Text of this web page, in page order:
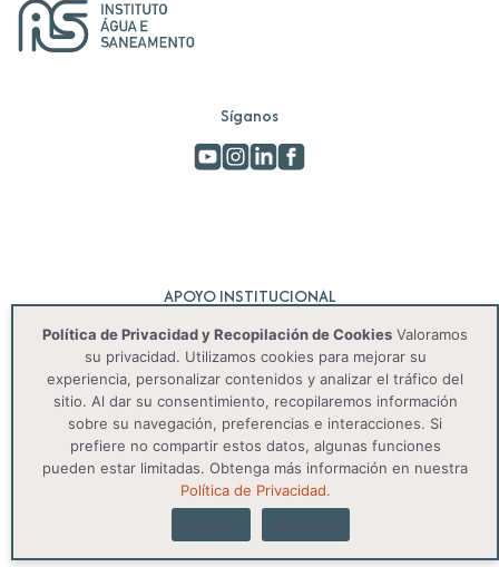
Síganos
APOYO INSTITUCIONAL
© 2025 IAS. Todos os direitos reservados.
Política de Privacidad y Recopilación de Cookies Valoramos
su privacidad. Utilizamos cookies para mejorar su
experiencia, personalizar contenidos y analizar el tráfico del
sitio. Al dar su consentimiento, recopilaremos información
sobre su navegación, preferencias e interacciones. Si
prefiere no compartir estos datos, algunas funciones
pueden estar limitadas. Obtenga más información en nuestra
Política de Privacidad.